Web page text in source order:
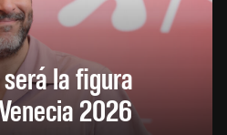
la figura
2026